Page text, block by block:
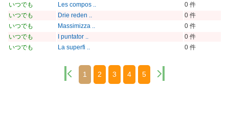
いつでも
Les compos ..
0 件
いつでも
Drie reden ..
0 件
いつでも
Massimizza ..
0 件
いつでも
I puntator ..
0 件
いつでも
La superfi .. 0 件
1 2 3 4 5